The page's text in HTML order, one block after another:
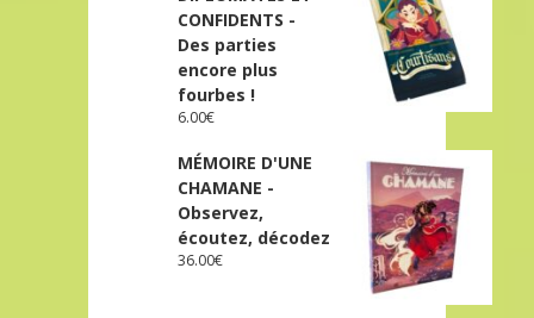
CONFIDENTS -
Des parties
encore plus
fourbes !
6.00€
MÉMOIRE D'UNE
CHAMANE -
Observez,
écoutez, décodez
36.00€